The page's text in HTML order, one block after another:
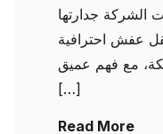
الشركة جدارتها
عفش احترافية
مع فهم عميق
[…]
Read More